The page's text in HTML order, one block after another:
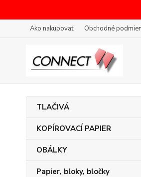
Ako nakupovať Obchodné
TLAČIVÁ
KOPÍROVACÍ PAPIER
OBÁLKY
Papier, bloky, bločky